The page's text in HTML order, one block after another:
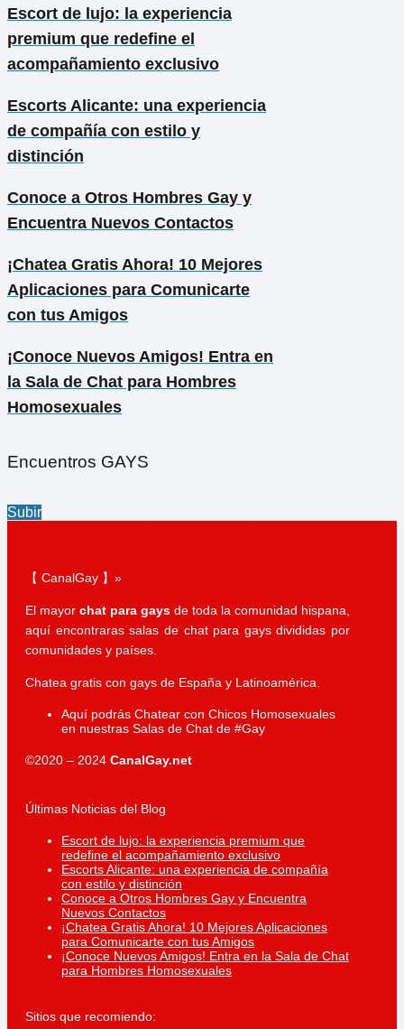
Escort de lujo: la experiencia
premium que redefine el
acompañamiento exclusivo
Escorts Alicante: una experiencia
de compañía con estilo y
distinción
Conoce a Otros Hombres Gay y
Encuentra Nuevos Contactos
¡Chatea Gratis Ahora! 10 Mejores
Aplicaciones para Comunicarte
con tus Amigos
¡Conoce Nuevos Amigos! Entra en
la Sala de Chat para Hombres
Homosexuales
Encuentros GAYS
Subir
【 CanalGay 】»
El mayor chat para gays de toda la comunidad hispana,
aquí encontraras salas de chat para gays divididas por
comunidades y países.
Chatea gratis con gays de España y Latinoamérica.
Aquí podrás Chatear con Chicos Homosexuales
en nuestras Salas de Chat de #Gay
©2020 – 2024 CanalGay.net
Últimas Noticias del Blog
Escort de lujo: la experiencia premium que
redefine el acompañamiento exclusivo
Escorts Alicante: una experiencia de compañía
con estilo y distinción
Conoce a Otros Hombres Gay y Encuentra
Nuevos Contactos
¡Chatea Gratis Ahora! 10 Mejores Aplicaciones
para Comunicarte con tus Amigos
¡Conoce Nuevos Amigos! Entra en la Sala de Chat
para Hombres Homosexuales
Sitios que recomiendo: